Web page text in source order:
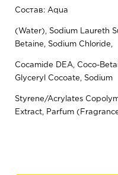
Состав: Aqua
(Water), Sodium Laureth
Betaine, Sodium Chloride,
Cocamide DEA, Coco-
Glyceryl Cocoate, Sodium
Styrene/Acrylates
Extract, Parfum